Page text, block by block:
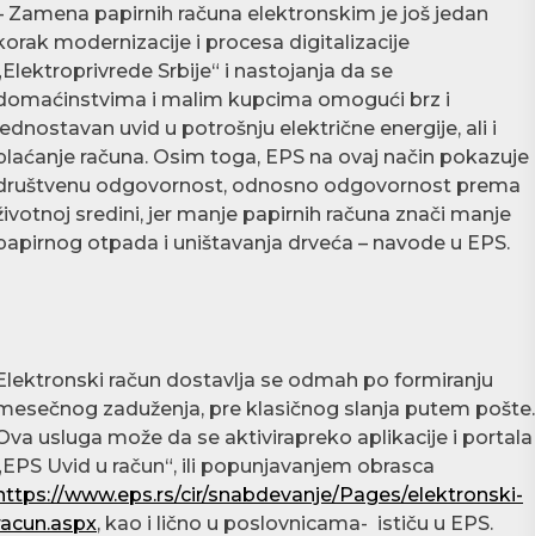
Zamena papirnih računa elektronskim je još jedan
modernizacije i procesa digitalizacije
Srbije“ i nastojanja da se
i malim kupcima omogući brz i
uvid u potrošnju električne energije, ali i
računa. Osim toga, EPS na ovaj način pokazuje
odgovornost, odnosno odgovornost prema
sredini, jer manje papirnih računa znači manje
otpada i uništavanja drveća – navode u EPS.
račun dostavlja se odmah po formiranju
zaduženja, pre klasičnog slanja putem pošte.
usluga može da se aktivirapreko aplikacije i portala
Uvid u račun“, ili popunjavanjem obrasca
www.eps.rs/cir/snabdevanje/Pages/elektronski-
, kao i lično u poslovnicama- ističu u EPS.